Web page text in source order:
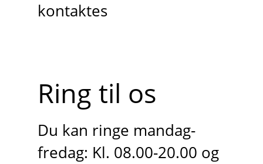
kontaktes
Ring til os
Du kan ringe mandag-
fredag: Kl. 08.00-20.00 og